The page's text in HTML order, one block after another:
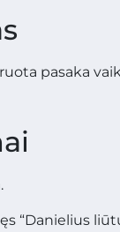
pasaka
“Danielius